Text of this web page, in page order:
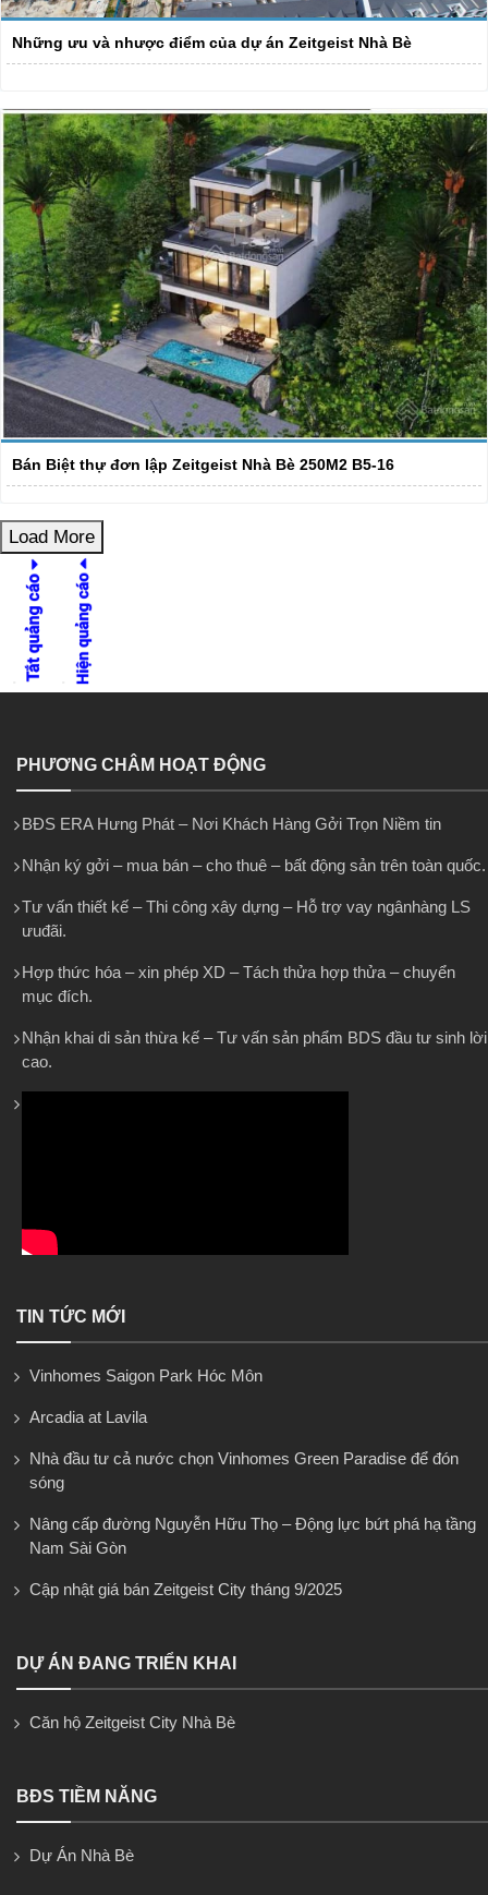
Những ưu và nhược điểm của dự án Zeitgeist Nhà Bè
Bán Biệt thự đơn lập Zeitgeist Nhà Bè 250M2 B5-16
Load More
PHƯƠNG CHÂM HOẠT ĐỘNG
BĐS ERA Hưng Phát – Nơi Khách Hàng Gởi Trọn Niềm tin
Nhận ký gởi – mua bán – cho thuê – bất động sản trên toàn quốc.
Tư vấn thiết kế – Thi công xây dựng – Hỗ trợ vay ngânhàng LS
ưuđãi.
Hợp thức hóa – xin phép XD – Tách thửa hợp thửa – chuyển
mục đích.
Nhận khai di sản thừa kế – Tư vấn sản phẩm BDS đầu tư sinh lời
cao.
TIN TỨC MỚI
Vinhomes Saigon Park Hóc Môn
Arcadia at Lavila
Nhà đầu tư cả nước chọn Vinhomes Green Paradise để đón
sóng
Nâng cấp đường Nguyễn Hữu Thọ – Động lực bứt phá hạ tầng
Nam Sài Gòn
Cập nhật giá bán Zeitgeist City tháng 9/2025
DỰ ÁN ĐANG TRIỂN KHAI
Căn hộ Zeitgeist City Nhà Bè
BĐS TIỀM NĂNG
Dự Án Nhà Bè